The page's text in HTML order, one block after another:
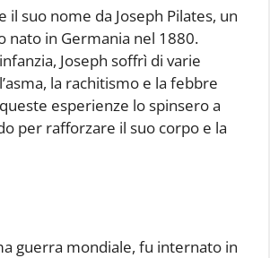
il suo nome da Joseph Pilates, un
nato in Germania nel 1880.
Joseph soffrì di varie
la rachitismo e la febbre
esperienze lo spinsero a
per rafforzare il suo corpo e la
guerra mondiale, fu internato in